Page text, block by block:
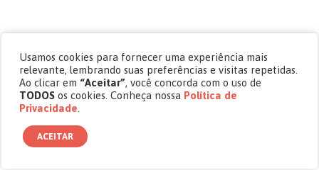
Usamos cookies para fornecer uma experiência mais
relevante, lembrando suas preferências e visitas repetidas.
Ao clicar em “Aceitar”, você concorda com o uso de
TODOS os cookies. Conheça nossa Política de
Privacidade
ACEITAR